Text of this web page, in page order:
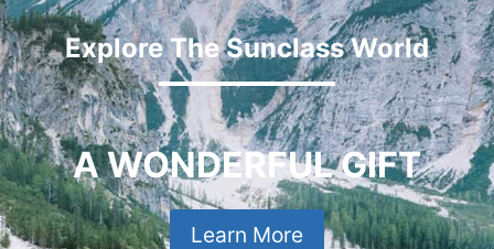
Explore The Sunclass World
A WONDERFUL GIFT
Learn More